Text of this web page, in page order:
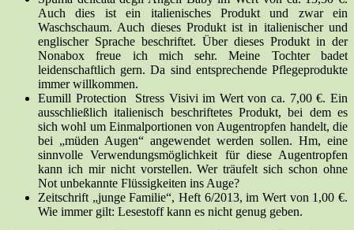
Auch dies ist ein italienisches Produkt und zwar ein
Waschschaum. Auch dieses Produkt ist in italienischer und
englischer Sprache beschriftet. Über dieses Produkt in der
Nonabox freue ich mich sehr. Meine Tochter badet
leidenschaftlich gern. Da sind entsprechende Pflegeprodukte
immer willkommen.
Eumill Protection Stress Visivi im Wert von ca. 7,00 €. Ein
ausschließlich italienisch beschriftetes Produkt, bei dem es
sich wohl um Einmalportionen von Augentropfen handelt, die
bei „müden Augen“ angewendet werden sollen. Hm, eine
sinnvolle Verwendungsmöglichkeit für diese Augentropfen
kann ich mir nicht vorstellen. Wer träufelt sich schon ohne
Not unbekannte Flüssigkeiten ins Auge?
Zeitschrift „junge Familie“, Heft 6/2013, im Wert von 1,00 €.
Wie immer gilt: Lesestoff kann es nicht genug geben.